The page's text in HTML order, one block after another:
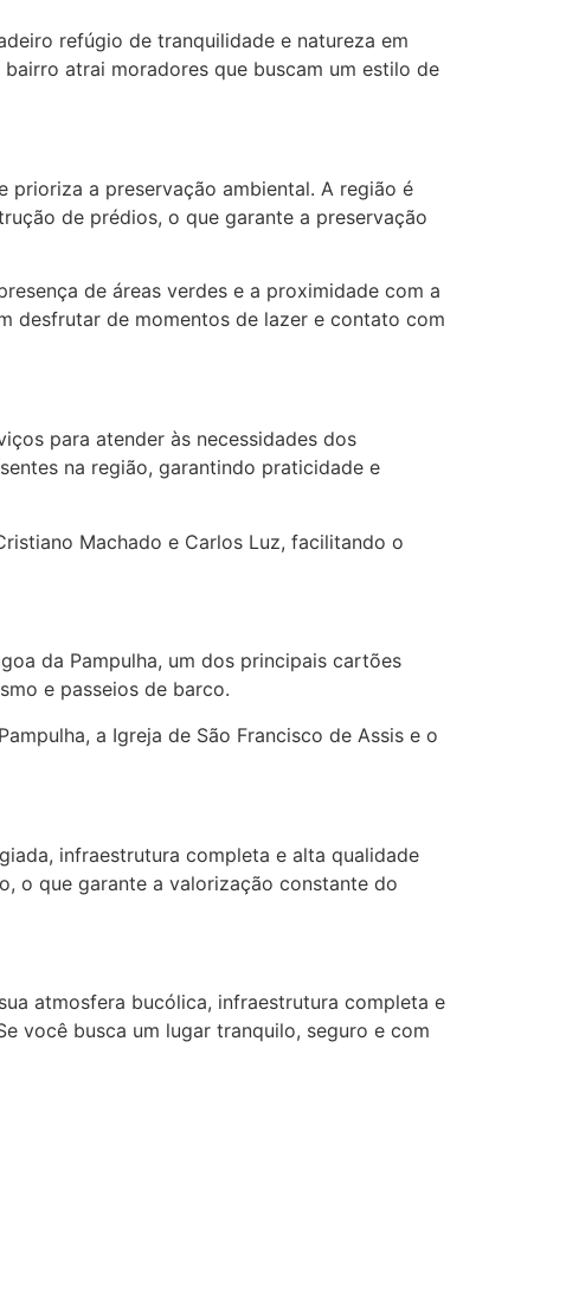
refúgio de tranquilidade e natureza em
atrai moradores que buscam um estilo de
prioriza a preservação ambiental. A região é
de prédios, o que garante a preservação
de áreas verdes e a proximidade com a
desfrutar de momentos de lazer e contato com
para atender às necessidades dos
na região, garantindo praticidade e
Machado e Carlos Luz, facilitando o
da Pampulha, um dos principais cartões
e passeios de barco.
a Igreja de São Francisco de Assis e o
infraestrutura completa e alta qualidade
o que garante a valorização constante do
atmosfera bucólica, infraestrutura completa e
você busca um lugar tranquilo, seguro e com